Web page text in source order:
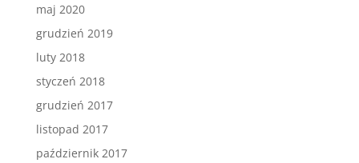
maj 2020
grudzień 2019
luty 2018
styczeń 2018
grudzień 2017
listopad 2017
październik 2017